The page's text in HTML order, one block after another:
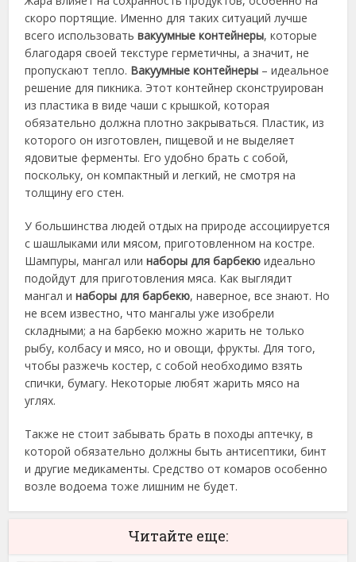
скоро портящие. Именно для таких ситуаций лучше
всего использоватьвакуумные контейнеры, которые
благодаря своей текстуре герметичны, а значит, не
пропускают тепло. Вакуумные контейнеры – идеальное
решение для пикника. Этот контейнер сконструирован
из пластика в виде чаши с крышкой, которая
обязательно должна плотно закрываться. Пластик, из
которого он изготовлен, пищевой и не выделяет
ядовитые ферменты. Его удобно брать с собой,
поскольку, он компактный и легкий, не смотря на
толщину его стен.
У большинства людей отдых на природе ассоциируется
с шашлыками или мясом, приготовленном на костре.
Шампуры, мангал илинаборы для барбекю идеально
подойдут для приготовления мяса. Как выглядит
мангал инаборы для барбекю, наверное, все знают. Но
не всем известно, что мангалы уже изобрели
складными; а на барбекю можно жарить не только
рыбу, колбасу и мясо, но и овощи, фрукты. Для того,
чтобы разжечь костер, с собой необходимо взять
спички, бумагу. Некоторые любят жарить мясо на
углях.
Также не стоит забывать брать в походы аптечку, в
которой обязательно должны быть антисептики, бинт
и другие медикаменты. Средство от комаров особенно
возле водоема тоже лишним не будет.
Читайте еще: